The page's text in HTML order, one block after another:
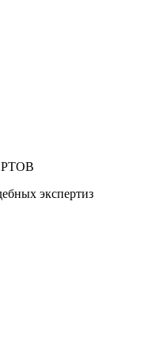
экспертиз